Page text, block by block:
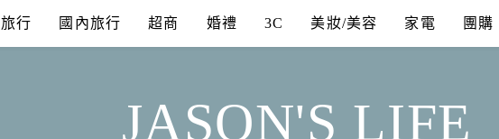
行 國內旅行 超商 婚禮 3C 美妝/美容 家電 團購
JASON'S LIFE